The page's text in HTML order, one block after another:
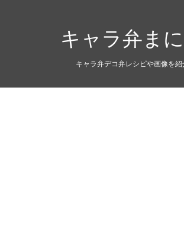
キャラ弁ま
キャラ弁デコ弁レシピや画像を紹